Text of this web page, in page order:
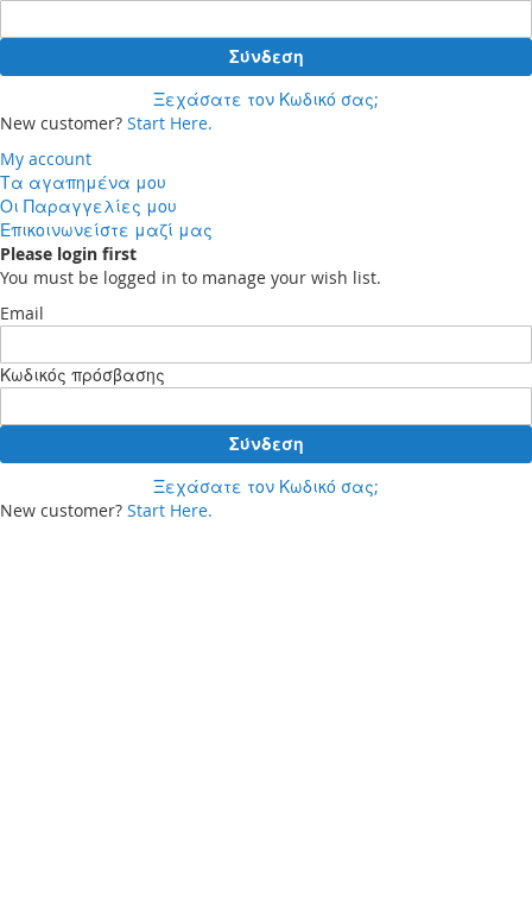
Σύνδεση
Ξεχάσατε τον Κωδικό σας;
New customer? Start Here.
My account
Τα αγαπημένα μου
Οι Παραγγελίες μου
Επικοινωνείστε μαζί μας
Please login first
You must be logged in to manage your wish list.
Email
Κωδικός πρόσβασης
Σύνδεση
Ξεχάσατε τον Κωδικό σας;
New customer? Start Here.